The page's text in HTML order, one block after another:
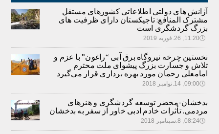
آژانش های دولتی اطلاعاتی کشورهای مستقل
مشترک المنافع: تاجیکستان دارای ظرفیت های
بزرگ گردشگری است
🕔11:20, 26.فوریه 2019
نخستین چرخه نیروگاه برق آبی “راغون” با عزم و
تلاش و جسارت بزرگ پیشوای ملت محترم
امامعلی رحمان مورد بهره برداری قرار می‌گیرد
🕔09:00, 14.نوامبر 2018
بدخشان-محضر توسعه گردشگری و هنرهای
مردمی. تأثرات خادم ادبی خاور از سفر به بدخشان
🕔08:24, 8.سپتامبر 2018